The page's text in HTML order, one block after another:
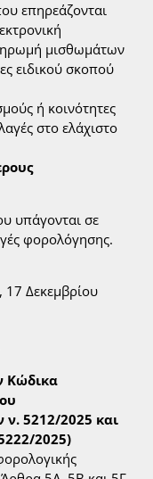
επηρεάζονται
μισθωμάτων
ειδικού σκοπού
ή κοινότητες
στο ελάχιστο
υπάγονται σε
φορολόγησης.
17 Δεκεμβρίου
Κώδικα
ν. 5212/2025 και
2025)